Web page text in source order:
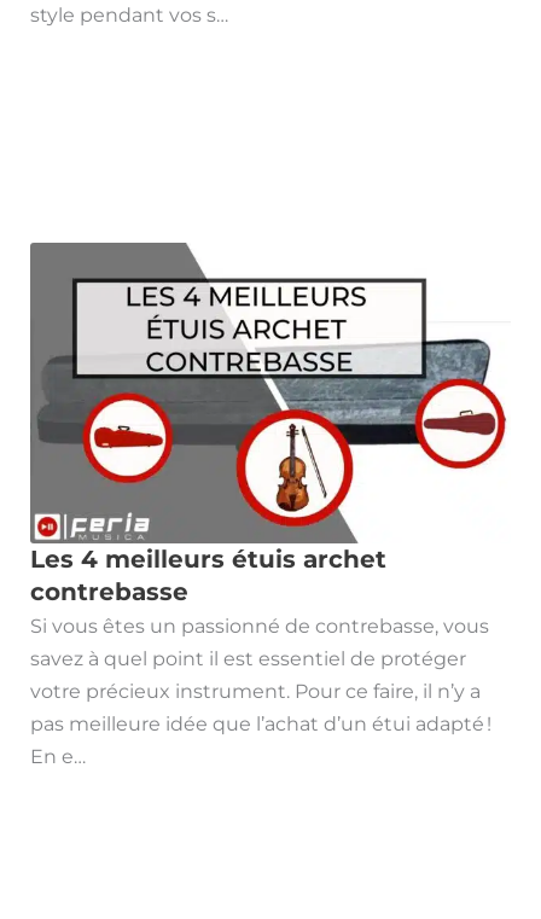
style pendant vos s…
Les 4 meilleurs étuis archet
contrebasse
Si vous êtes un passionné de contrebasse, vous
savez à quel point il est essentiel de protéger
votre précieux instrument. Pour ce faire, il n’y a
pas meilleure idée que l’achat d’un étui adapté !
En e…